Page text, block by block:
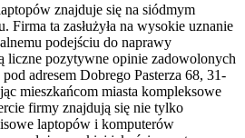
znajduje się na siódmym
Firma ta zasłużyła na wysokie uznanie
podejściu do naprawy
liczne pozytywne opinie zadowolonych
adresem Dobrego Pasterza 68, 31-
mieszkańcom miasta kompleksowe
firmy znajdują się nie tylko
laptopów i komputerów